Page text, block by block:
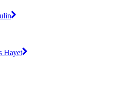
Hayet